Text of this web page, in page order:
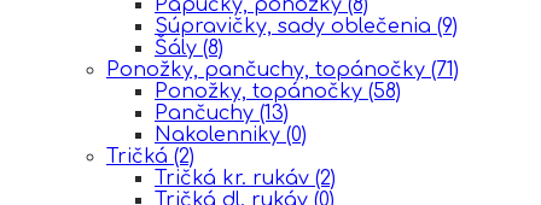
Papučky, ponožky (8)
Súpravičky, sady oblečenia (9)
Šály (8)
Ponožky, pančuchy, topánočky (71)
Ponožky, topánočky (58)
Pančuchy (13)
Nakolenniky (0)
Tričká (2)
Tričká kr. rukáv (2)
Tričká dl. rukáv (0)